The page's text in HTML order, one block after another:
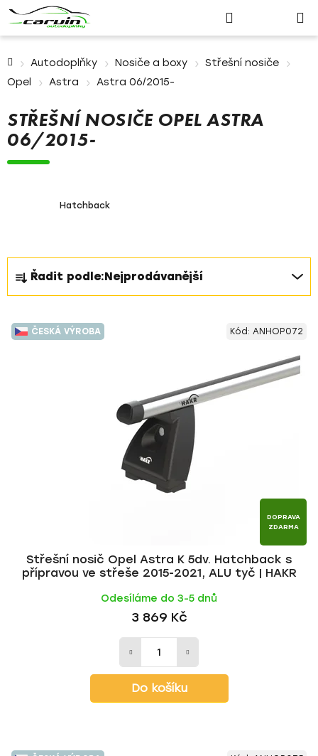
Přihlášení
košík
Autodoplňky Nosiče a boxy
Střešní nosiče
Opel
Astra Astra 06/2015-
STŘEŠNÍ NOSIČE OPEL ASTRA
06/2015-
Hatchback
Ř
a
z
e
n
Řadit podle:Nejprodávanější
V
ý
ČESKÁ VÝROBA
DOPRAVA
ZDARMA
Střešní nosič Opel Astra K 5dv. Hatchback s
přípravou ve střeše 2015-2021, ALU tyč | HAKR
Odesíláme do 3-5 dnů
3 869 Kč
Do košíku
Kód: ANHOP072